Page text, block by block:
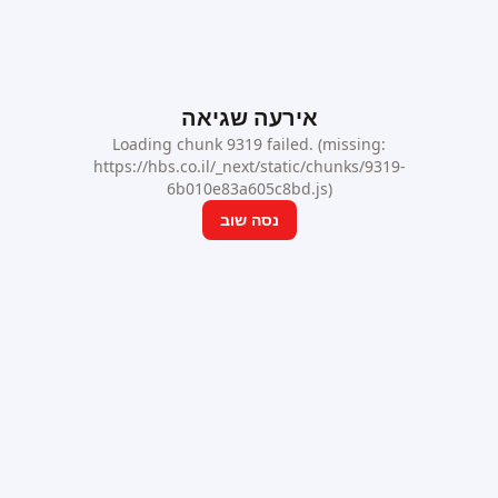
אירעה שגיאה
Loading chunk 9319 failed. (missing:
https://hbs.co.il/_next/static/chunks/9319-
6b010e83a605c8bd.js)